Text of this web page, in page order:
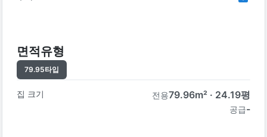
면적유형
79.95타입
집 크기 전용79.96m² · 24.19평
공급-